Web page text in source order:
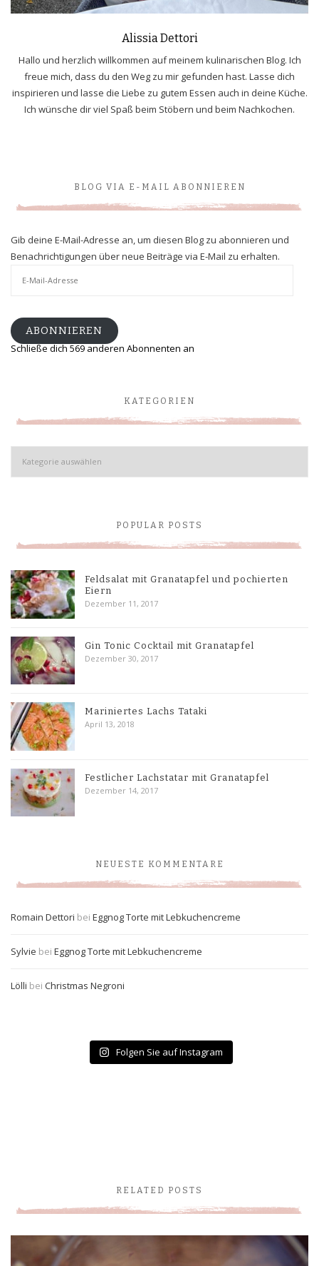
Alissia Dettori
Hallo und herzlich willkommen auf meinem kulinarischen Blog. Ich
freue mich, dass du den Weg zu mir gefunden hast. Lasse dich
inspirieren und lasse die Liebe zu gutem Essen auch in deine Küche.
Ich wünsche dir viel Spaß beim Stöbern und beim Nachkochen.
BLOG VIA E-MAIL ABONNIEREN
Gib deine E-Mail-Adresse an, um diesen Blog zu abonnieren und
Benachrichtigungen über neue Beiträge via E-Mail zu erhalten.
ABONNIEREN
Schließe dich 569 anderen Abonnenten an
KATEGORIEN
Kategorien
POPULAR POSTS
Feldsalat mit Granatapfel und pochierten
Eiern
Dezember 11, 2017
Gin Tonic Cocktail mit Granatapfel
Dezember 30, 2017
Mariniertes Lachs Tataki
April 13, 2018
Festlicher Lachstatar mit Granatapfel
Dezember 14, 2017
NEUESTE KOMMENTARE
Romain Dettori bei Eggnog Torte mit Lebkuchencreme
Sylvie bei Eggnog Torte mit Lebkuchencreme
Lölli bei Christmas Negroni
Folgen Sie auf Instagram
RELATED POSTS